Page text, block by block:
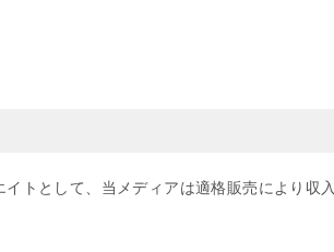
トとして、当メディアは適格販売により収入